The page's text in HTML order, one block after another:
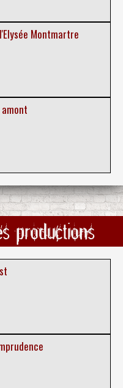
Montmartre
productions